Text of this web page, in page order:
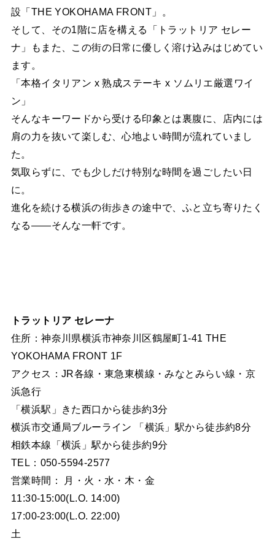
設「THE YOKOHAMA FRONT」。
そして、その1階に店を構える「トラットリア セレー
ナ」もまた、この街の日常に優しく溶け込みはじめてい
ます。
「本格イタリアン x 熟成ステーキ x ソムリエ厳選ワイ
ン」
そんなキーワードから受ける印象とは裏腹に、店内には
肩の力を抜いて楽しむ、心地よい時間が流れていまし
た。
気取らずに、でも少しだけ特別な時間を過ごしたい日
に。
進化を続ける横浜の街歩きの途中で、ふと立ち寄りたく
なる——そんな一軒です。
トラットリア セレーナ
住所：神奈川県横浜市神奈川区鶴屋町1-41 THE
YOKOHAMA FRONT 1F
アクセス：JR各線・東急東横線・みなとみらい線・京
浜急行
「横浜駅」きた西口から徒歩約3分
横浜市交通局ブルーライン 「横浜」駅から徒歩約8分
相鉄本線「横浜」駅から徒歩約9分
TEL：050-5594-2577
営業時間： 月・火・水・木・金
11:30-15:00(L.O. 14:00)
17:00-23:00(L.O. 22:00)
土